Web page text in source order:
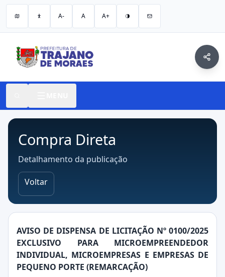
A- A A+
Compra Direta
Detalhamento da publicação
Voltar
AVISO DE DISPENSA DE LICITAÇÃO Nº 0100/2025
EXCLUSIVO PARA MICROEMPREENDEDOR
INDIVIDUAL, MICROEMPRESAS E EMPRESAS DE
PEQUENO PORTE (REMARCAÇÃO)